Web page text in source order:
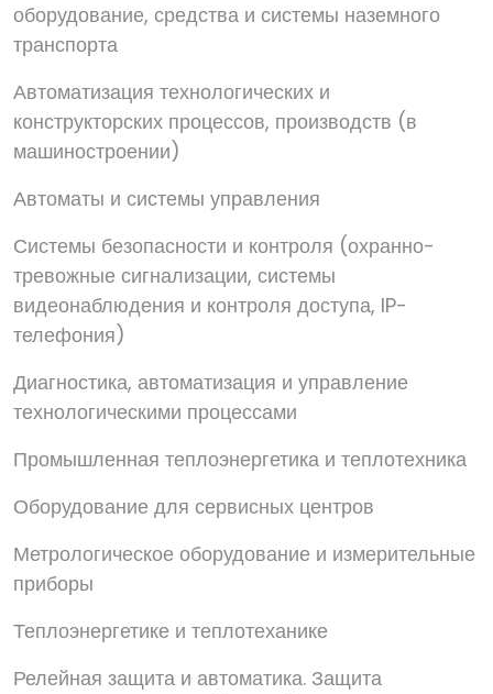
оборудование, средства и системы наземного
транспорта
Автоматизация технологических и
конструкторских процессов, производств (в
машиностроении)
Автоматы и системы управления
Системы безопасности и контроля (охранно-
тревожные сигнализации, системы
видеонаблюдения и контроля доступа, IP-
телефония)
Диагностика, автоматизация и управление
технологическими процессами
Промышленная теплоэнергетика и теплотехника
Оборудование для сервисных центров
Метрологическое оборудование и измерительные
приборы
Теплоэнергетике и теплотеханике
Релейная защита и автоматика. Защита